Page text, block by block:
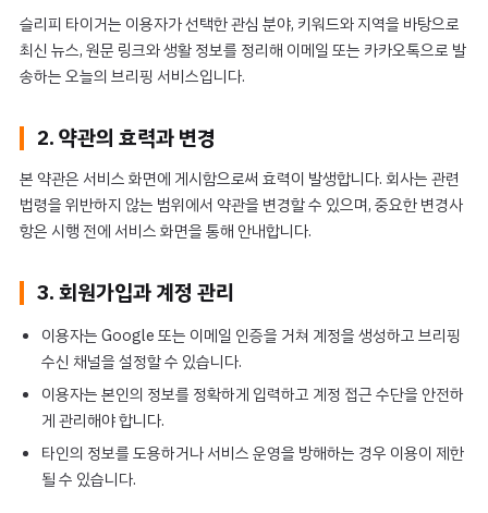
슬리피 타이거는 이용자가 선택한 관심 분야, 키워드와 지역을 바탕으로
최신 뉴스, 원문 링크와 생활 정보를 정리해 이메일 또는 카카오톡으로 발
송하는 오늘의 브리핑 서비스입니다.
2. 약관의 효력과 변경
본 약관은 서비스 화면에 게시함으로써 효력이 발생합니다. 회사는 관련
법령을 위반하지 않는 범위에서 약관을 변경할 수 있으며, 중요한 변경사
항은 시행 전에 서비스 화면을 통해 안내합니다.
3. 회원가입과 계정 관리
이용자는 Google 또는 이메일 인증을 거쳐 계정을 생성하고 브리핑
수신 채널을 설정할 수 있습니다.
이용자는 본인의 정보를 정확하게 입력하고 계정 접근 수단을 안전하
게 관리해야 합니다.
타인의 정보를 도용하거나 서비스 운영을 방해하는 경우 이용이 제한
될 수 있습니다.